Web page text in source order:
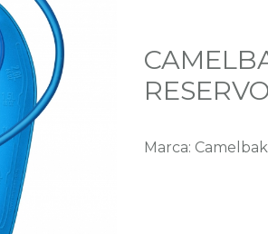
Marca: Camelbak